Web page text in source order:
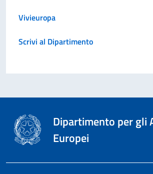
Vivieuropa
Scrivi al Dipartimento
Dipartimento per gli
Europei